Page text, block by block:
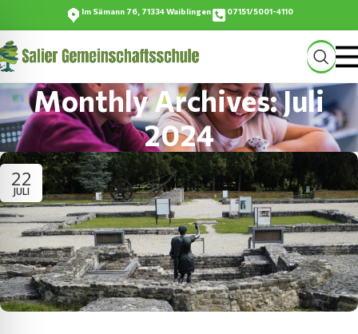
Im Sämann 76, 71334 Waiblingen 07151/5001-4110
Monthly Archives: Juli
2024
22
JULI